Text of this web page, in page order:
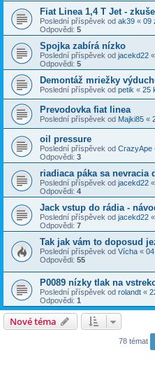
Fiat Linea 1,4 T Jet -
Poslední příspěvek od ak39 « 09
Odpovědi: 5
Spojka zabírá nízko
Poslední příspěvek od jacekd22 «
Odpovědi: 5
Demontáž mriežky
Poslední příspěvek od petik « 25
Prevodovka fiat linea
Poslední příspěvek od Majki85 «
oil pressure
Poslední příspěvek od CrazyApe
Odpovědi: 3
riadiaca páka sa nevracia
Poslední příspěvek od jacekd22 «
Odpovědi: 4
Jack vstup do rádia -
Poslední příspěvek od jacekd22 «
Odpovědi: 7
Tak jak vám to doposud
Poslední příspěvek od Vícha «
Odpovědi: 55
P0089 nízky tlak na
Poslední příspěvek od rolandt «
Odpovědi: 1
Nové téma
78 témat